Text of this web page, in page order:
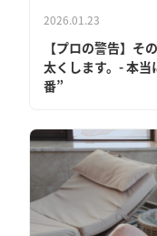
2026.01.23
【プロの警告】そ
太くします。- 本
番”